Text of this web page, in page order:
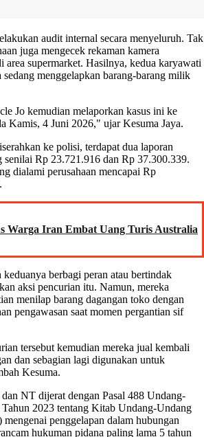
audit internal secara menyeluruh. Tak
juga mengecek rekaman kamera
area supermarket. Hasilnya, kedua karyawati
sedang menggelapkan barang-barang milik
Jo kemudian melaporkan kasus ini ke
Kamis, 4 Juni 2026," ujar Kesuma Jaya.
ke polisi, terdapat dua laporan
senilai Rp 23.721.916 dan Rp 37.300.339.
dialami perusahaan mencapai Rp
Warga Iran Embat Uang Turis Australia
berbagi peran atau bertindak
aksi pencurian itu. Namun, mereka
menilap barang dagangan toko dengan
pengawasan saat momen pergantian sif
tersebut kemudian mereka jual kembali
dan sebagian lagi digunakan untuk
Kesuma.
NT dijerat dengan Pasal 488 Undang-
2023 tentang Kitab Undang-Undang
penggelapan dalam hubungan
hukuman pidana paling lama 5 tahun